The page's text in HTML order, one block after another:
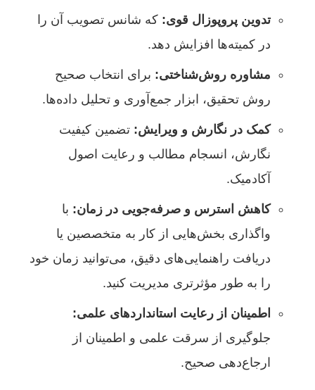
تدوین پروپوزال قوی: که شانس تصویب آن را
در کمیته‌ها افزایش دهد.
مشاوره روش‌شناختی: برای انتخاب صحیح
روش تحقیق، ابزار جمع‌آوری و تحلیل داده‌ها.
کمک در نگارش و ویرایش: تضمین کیفیت
نگارش، انسجام مطالب و رعایت اصول
آکادمیک.
کاهش استرس و صرفه‌جویی در زمان: با
واگذاری بخش‌هایی از کار به متخصصین یا
دریافت راهنمایی‌های دقیق، می‌توانید زمان خود
را به طور مؤثرتری مدیریت کنید.
اطمینان از رعایت استانداردهای علمی:
جلوگیری از سرقت علمی و اطمینان از
ارجاع‌دهی صحیح.